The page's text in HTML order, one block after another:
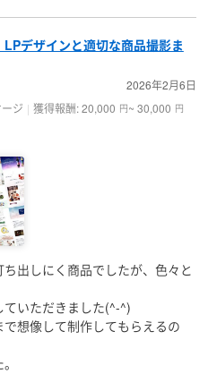
LPデザインと適切な商品撮影ま
2026年2月6日
ジ 獲得報酬: 20,000 円~ 30,000 円
出しにく商品でしたが、色々と
いただきました(^-^)
想像して制作してもらえるの